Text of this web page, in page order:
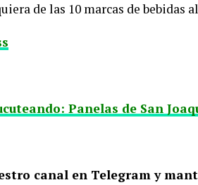
de las 10 marcas de bebidas
Panelas de San
canal en Telegram y